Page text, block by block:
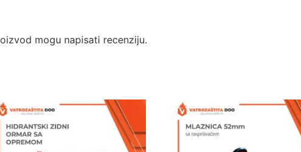
mogu napisati recenziju.